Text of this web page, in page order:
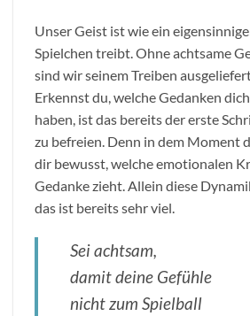
Unser Geist ist wie ein
Spielchen treibt. Ohne achtsame
sind wir seinem Treiben
Erkennst du, welche Gedanken
haben, ist das bereits der erste
zu befreien. Denn in dem Moment
dir bewusst, welche emotionalen
Gedanke zieht. Allein diese
das ist bereits sehr viel.
Sei achtsam,
damit deine Gefühle
nicht zum Spielball